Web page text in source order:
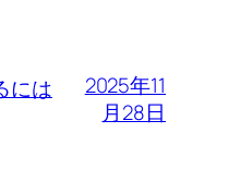
には
2025年11
月28日